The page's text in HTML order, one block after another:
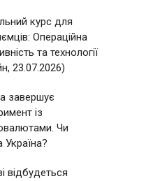
курс для
Операційна
та технології
23.07.2026)
завершує
із
Чи
Україна?
відбудеться